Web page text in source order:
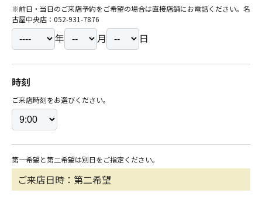
※前日・当日のご来店予約をご希望の場合は直接店舗にお電話ください。名
古屋中央店：052-931-7876
年 月 日
時刻
ご来店時刻をお選びください。
第一希望と第二希望は別日をご指定ください。
ご来店日時：第二希望